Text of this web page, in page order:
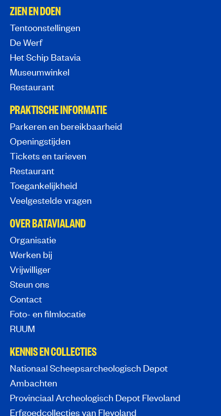
ZIEN EN DOEN
Tentoonstellingen
De Werf
Het Schip Batavia
Museumwinkel
Restaurant
PRAKTISCHE INFORMATIE
Parkeren en bereikbaarheid
Openingstijden
Tickets en tarieven
Restaurant
Toegankelijkheid
Veelgestelde vragen
OVER BATAVIALAND
Organisatie
Werken bij
Vrijwilliger
Steun ons
Contact
Foto- en filmlocatie
RUUM
KENNIS EN COLLECTIES
Nationaal Scheepsarcheologisch Depot
Ambachten
Provinciaal Archeologisch Depot Flevoland
Erfgoedcollecties van Flevoland